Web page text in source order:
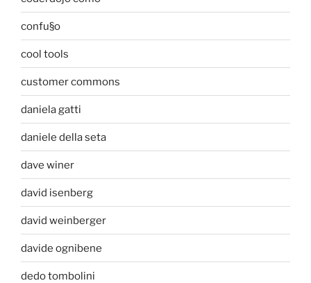
confu§o
cool tools
customer commons
daniela gatti
daniele della seta
dave winer
david isenberg
david weinberger
davide ognibene
dedo tombolini